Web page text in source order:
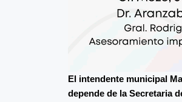
El intendente municipal
depende de la Secretaria